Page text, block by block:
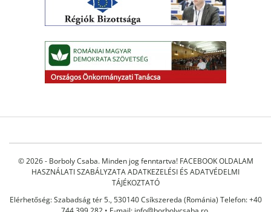
© 2026 - Borboly Csaba. Minden jog fenntartva! FACEBOOK OLDALAM
HASZNÁLATI SZABÁLYZATAADATKEZELÉSI ÉS ADATVÉDELMI
TÁJÉKOZTATÓ
Elérhetőség: Szabadság tér 5., 530140 Csíkszereda (Románia) Telefon: +40